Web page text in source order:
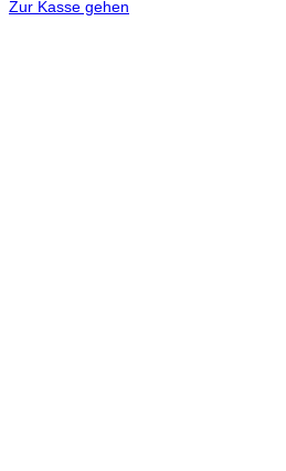
Zur Kasse gehen